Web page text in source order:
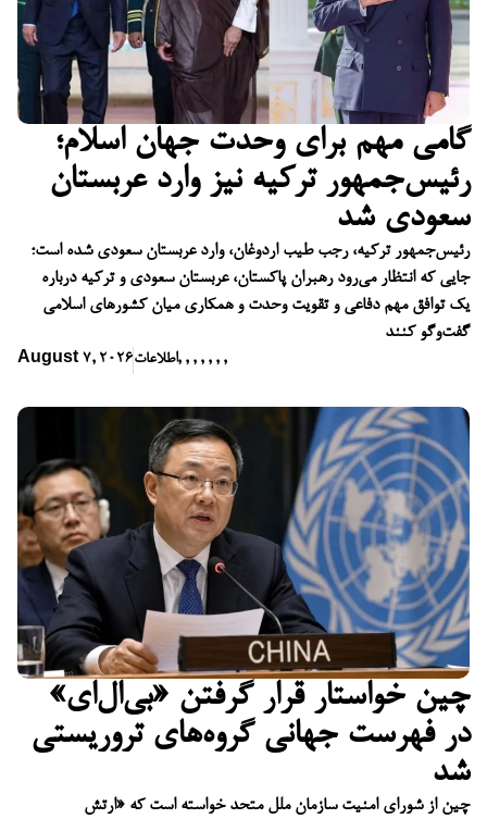
گامی مهم برای وحدت جهان اسلام؛
رئیس‌جمهور ترکیه نیز وارد عربستان
سعودی شد
رئیس‌جمهور ترکیه، رجب طیب اردوغان، وارد عربستان سعودی شده است؛
جایی که انتظار می‌رود رهبران پاکستان، عربستان سعودی و ترکیه درباره
یک توافق مهم دفاعی و تقویت وحدت و همکاری میان کشورهای اسلامی
گفت‌وگو کنند
August 7, 2026اطلاعات, , , , , , ,
چین خواستار قرار گرفتن «بی‌ال‌ای»
در فهرست جهانی گروه‌های تروریستی
شد
چین از شورای امنیت سازمان ملل متحد خواسته است که «ارتش